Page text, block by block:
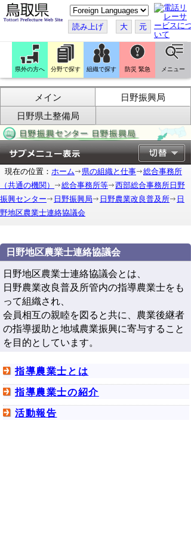
こ
の
ペ
ー
ジ
翻
訳
す
る
読み上げ 大 元
県外の方へ 分野で探す 組織で探す 防災 緊急 メニュー
メイン
日野振興局
日野県土整備局
現在の位置： ホーム 県の組織と仕事
総合事務所
（共通の機関）
総合事務所等
西部総合事務所日野
振興センター
日野振興局 日野農業改良普及所
日
野地区農業士連絡協議会
日野地区農業士連絡協議会
日野地区農業士連絡協議会とは、
日野農業改良普及所管内の指導農業士をも
って組織され、
会員相互の親睦を図ると共に、農業後継者
の指導援助と地域農業振興に寄与すること
を目的としています。
指導農業士とは
指導農業士の紹介
活動報告